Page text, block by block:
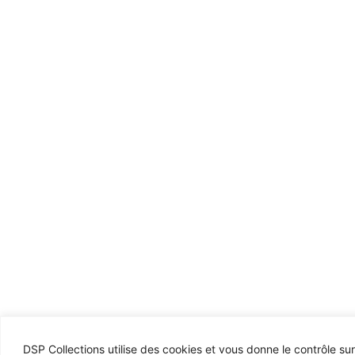
DSP Collections utilise des cookies et vous donne le contrôle